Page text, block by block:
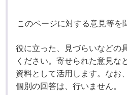
このページに対する意見等を
役に立った、見づらいなどの
ください。寄せられた意見な
資料として活用します。なお
個別の回答は、行いません。